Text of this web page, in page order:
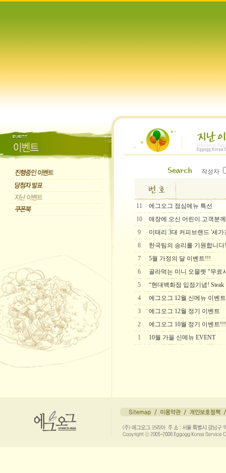
작성자
11
에그오그 점심메뉴 특선
10
매장에 오신 어린이 고객분
9
이태리 3대 커피브랜드 '세
8
한국팀의 승리를 기원합니다!
7
5월 가정의 달 이벤트!!!
6
골라먹는 미니 오믈렛 "무료
5
“현대백화점 입점기념! Steak
4
에그오그 12월 신메뉴 이벤
3
에그오그 12월 정기 이벤트
2
에그오그 10월 정기 이벤트!!!
1
10월 가을 신메뉴 EVENT